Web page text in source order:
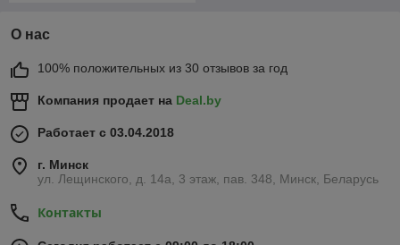
О нас
100% положительных из 30 отзывов за год
Компания продает на Deal.by
Работает с 03.04.2018
г. Минск
ул. Лещинского, д. 14а, 3 этаж, пав. 348, Минск, Беларусь
Контакты